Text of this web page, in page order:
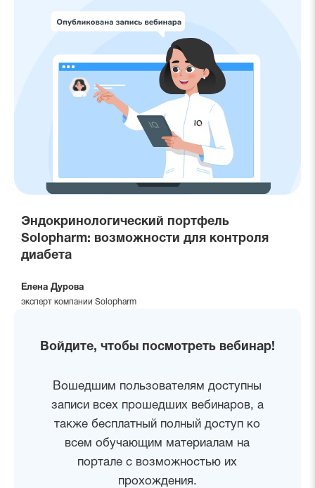
Эндокринологический портфель
Solopharm: возможности для контроля
диабета
Елена Дурова
эксперт компании Solopharm
Войдите, чтобы посмотреть вебинар!
Вошедшим пользователям доступны
записи всех прошедших вебинаров, а
также бесплатный полный доступ ко
всем обучающим материалам на
портале с возможностью их
прохождения.